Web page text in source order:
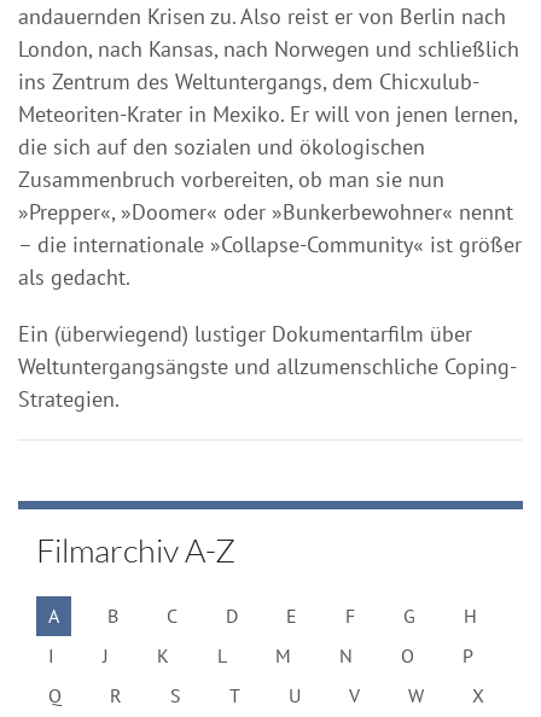
andauernden Krisen zu. Also reist er von Berlin nach
London, nach Kansas, nach Norwegen und schließlich
ins Zentrum des Weltuntergangs, dem Chicxulub-
Meteoriten-Krater in Mexiko. Er will von jenen lernen,
die sich auf den sozialen und ökologischen
Zusammenbruch vorbereiten, ob man sie nun
»Prepper«, »Doomer« oder »Bunkerbewohner« nennt
– die internationale »Collapse-Community« ist größer
als gedacht.
Ein (überwiegend) lustiger Dokumentarfilm über
Weltuntergangsängste und allzumenschliche Coping-
Strategien.
Filmarchiv A-Z
A B C D E F G
H
I
J K L M N O
P
Q
R S T U V W
X